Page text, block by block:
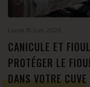
Lundi 15 Juin 2026
CANICULE ET
PROTÉGER LE
DANS VOTRE